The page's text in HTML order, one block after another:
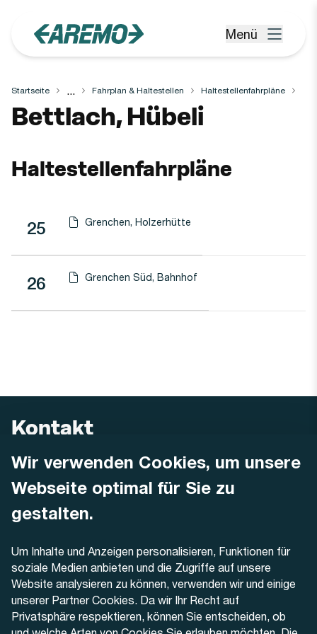
Wir verwenden Cookies, um unsere
Webseite optimal für Sie zu
gestalten.
Um Inhalte und Anzeigen personalisieren, Funktionen für
soziale Medien anbieten und die Zugriffe auf unsere
Website analysieren zu können, verwenden wir und einige
unserer Partner Cookies. Da wir Ihr Recht auf
Privatsphäre respektieren, können Sie entscheiden, ob
Menü öffnen
Menü
Startseite ... Fahrplan & Haltestellen Haltestellenfahrpläne
Haltestelle
Bettlach, Hübeli
Haltestellenfahrpläne
Linie Richtung
Linie
25 Haltestellen-PDF herunterladen für
Grenchen, Holzerhütte
(Öffnet in einen neuen Tab oder Fenster)
Linie
26 Haltestellen-PDF herunterladen für
Grenchen Süd, Bahnhof
(Öffnet in einen neuen Tab oder Fenster)
Kontakt
AREMO
Dornacherstrasse 48
4500 Solothurn
+41 32 622 37 22
Kontaktformular